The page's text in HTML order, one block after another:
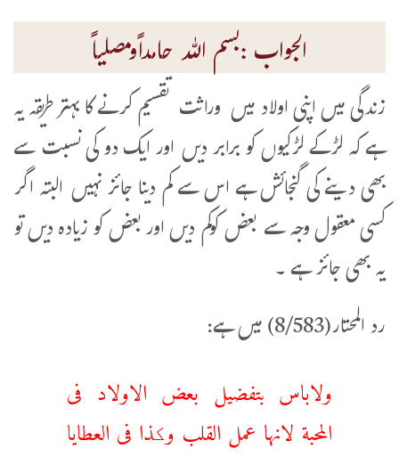
الجواب :بسم اللہ حامداًومصلیاً
زندگی میں اپنی اولاد میں وراثت تقسیم کرنے کا بہتر طریقہ یہ
ہے کہ لڑکے لڑکیوں کو برابر دیں اور ایک دو کی نسبت سے
بھی دینے کی گنجائش ہے اس سے کم دینا جائز نہیں البتہ اگر
کسی معقول وجہ سے بعض کوکم دیں اور بعض کو زیادہ دیں تو
یہ بھی جائز ہے ۔
رد المحتار(8/583) میں ہے:
ولاباس بتفضیل بعض الاولاد فی
المحبة لانها عمل القلب وکذا فی العطایا